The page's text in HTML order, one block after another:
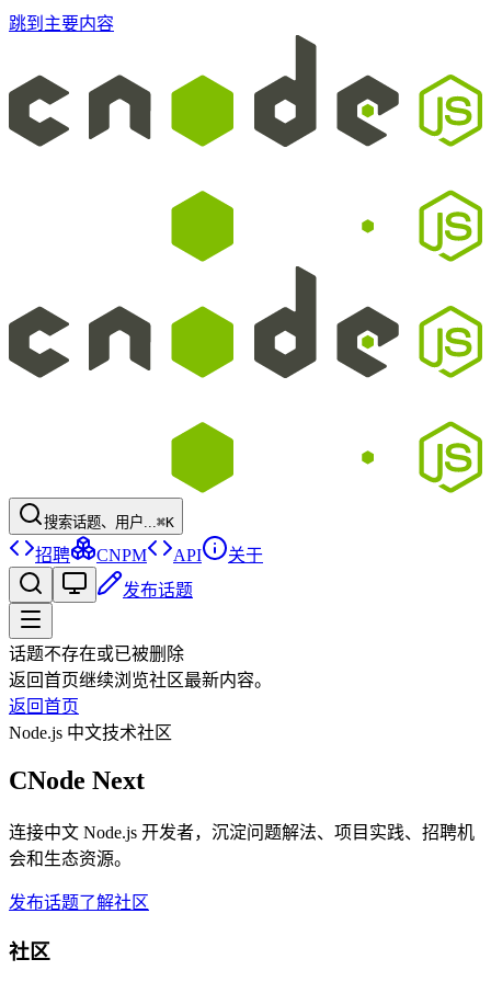
跳到主要内容
搜索话题、用户...⌘K
招聘 CNPM API
关于
发布话题
话题不存在或已被删除
返回首页继续浏览社区最新内容。
返回首页
Node.js 中文技术社区
CNode Next
连接中文 Node.js 开发者，沉淀问题解法、项目实践、招聘机
会和生态资源。
发布话题了解社区
社区